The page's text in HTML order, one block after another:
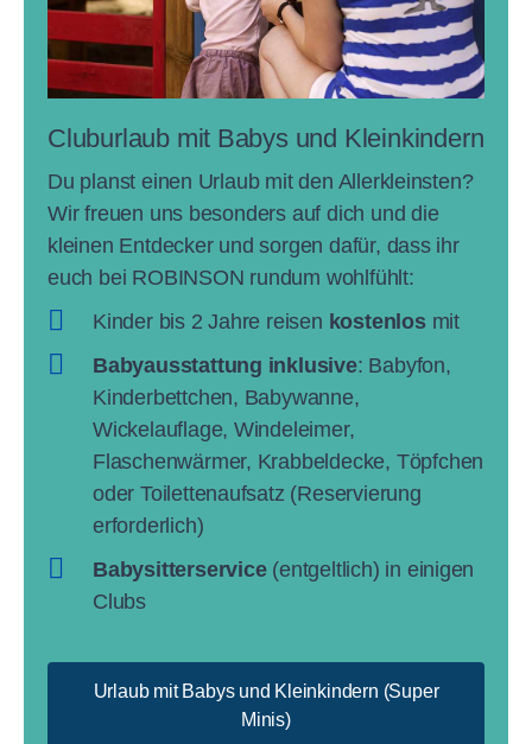
Cluburlaub mit Babys und Kleinkindern
Du planst einen Urlaub mit den Allerkleinsten?
Wir freuen uns besonders auf dich und die
kleinen Entdecker und sorgen dafür, dass ihr
euch bei ROBINSON rundum wohlfühlt:
Kinder bis 2 Jahre reisen kostenlos mit
Babyausstattung inklusive: Babyfon,
Kinderbettchen, Babywanne,
Wickelauflage, Windeleimer,
Flaschenwärmer, Krabbeldecke, Töpfchen
oder Toilettenaufsatz (Reservierung
erforderlich)
Babysitterservice (entgeltlich) in einigen
Clubs
Urlaub mit Babys und Kleinkindern (Super
Minis)